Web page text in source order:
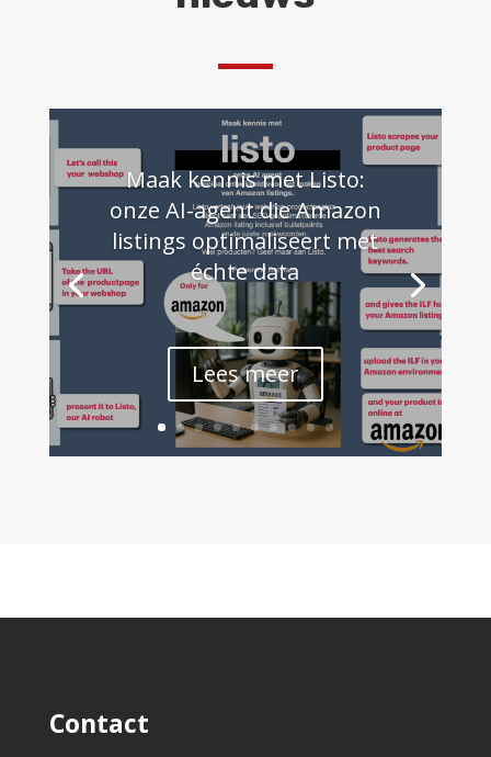
Maak kennis met Listo:
onze AI-agent die Amazon
listings optimaliseert met
échte data
Lees meer
Contact